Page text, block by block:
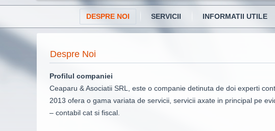
DESPRE NOI SERVICII INFORMATII UTILE
Despre Noi
Profilul companiei
Ceaparu & Asociatii SRL, este o companie detinuta de doi experti
2013 ofera o gama variata de servicii, servicii axate in principal pe
– contabil cat si fiscal.